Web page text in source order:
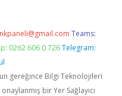
Teams:
0262 606 0 726 Telegram:
gereğince Bilgi Teknolojileri
bir Yer Sağlayıcı